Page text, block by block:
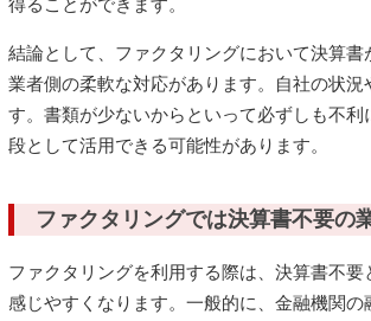
結論として、ファクタリングにおいて決算
業者側の柔軟な対応があります。自社の状
す。書類が少ないからといって必ずしも不
段として活用できる可能性があります。
ファクタリングでは決算書不要の
ファクタリングを利用する際は、決算書不
感じやすくなります。一般的に、金融機関